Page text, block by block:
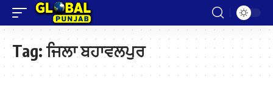
Tag:ਜਿਲਾ ਬਹਾਵਲਪੁਰ